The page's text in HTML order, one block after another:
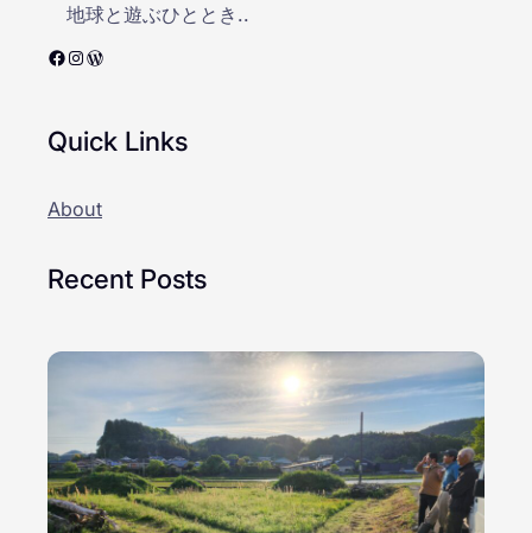
地球と遊ぶひととき..
Facebook Instagram WordPress
Quick Links
About
Recent Posts